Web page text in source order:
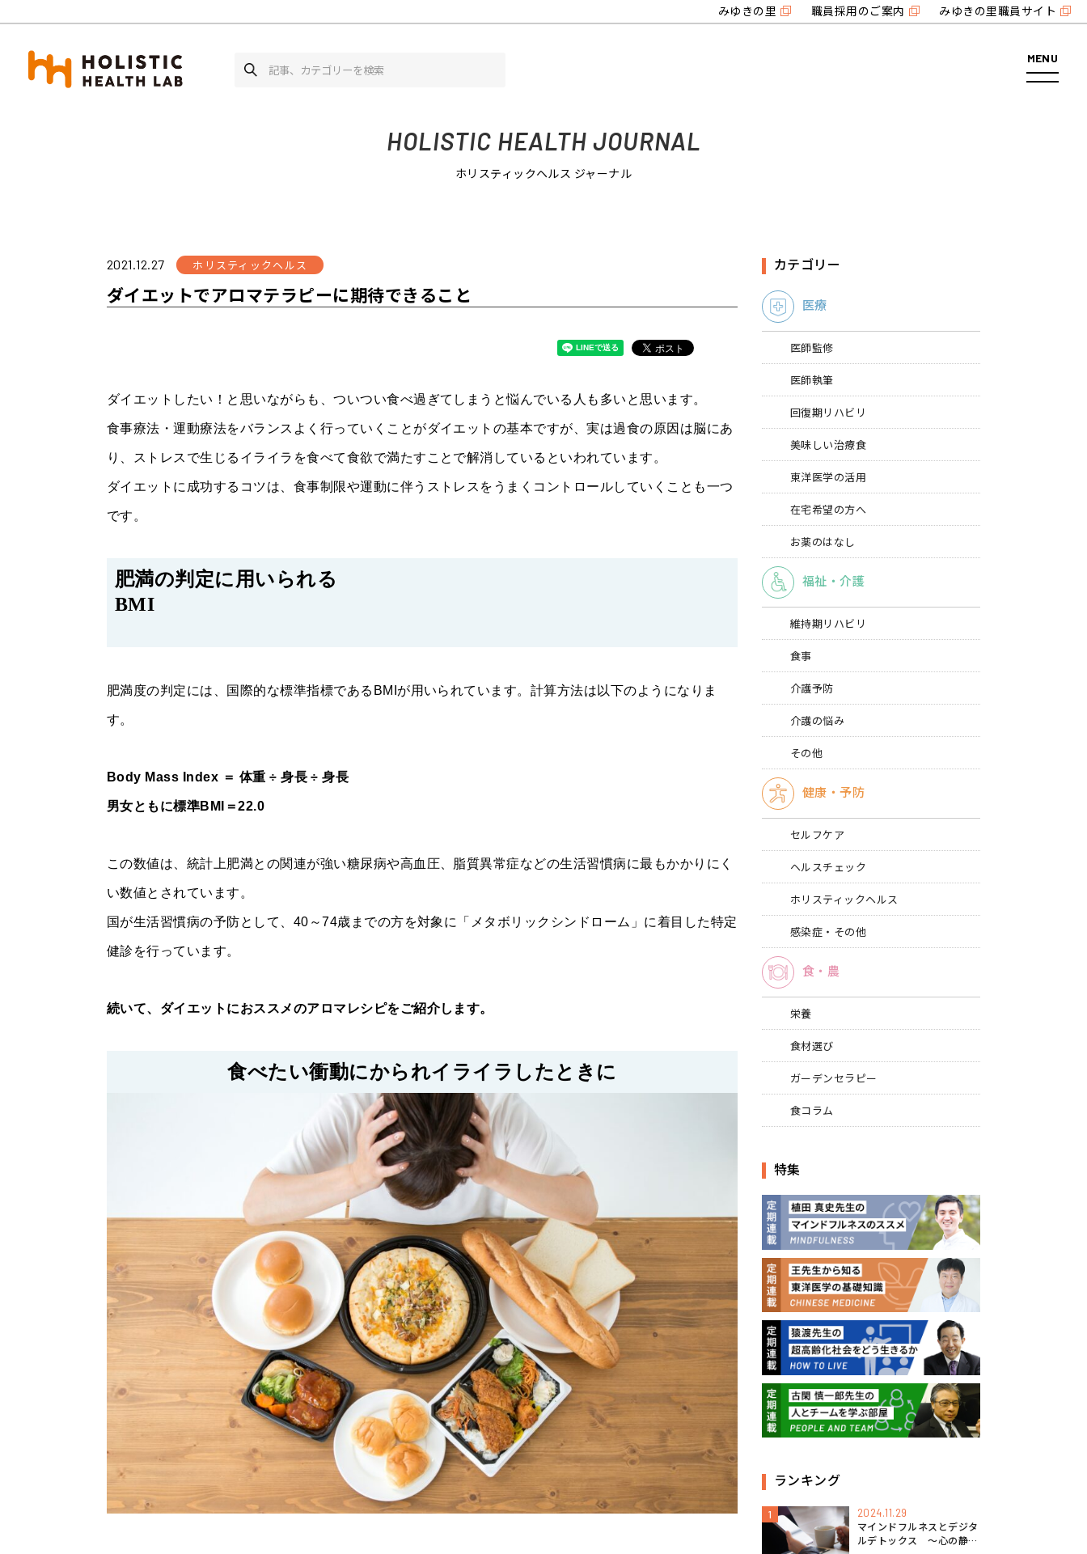
みゆきの里 職員採用のご案内 みゆきの里職員サイト
MENU
HOLISTIC HEALTH JOURNAL
ホリスティックヘルス ジャーナル
2021.12.27 ホリスティックヘルス
ダイエットでアロマテラピーに期待できること
ダイエットしたい！と思いながらも、ついつい食べ過ぎてしまうと悩んでいる人も多いと思います。
食事療法・運動療法をバランスよく行っていくことがダイエットの基本ですが、実は過食の原因は脳にあ
り、ストレスで生じるイライラを食べて食欲で満たすことで解消しているといわれています。
ダイエットに成功するコツは、食事制限や運動に伴うストレスをうまくコントロールしていくことも一つ
です。
肥満の判定に用いられる
BMI
肥満度の判定には、国際的な標準指標であるBMIが用いられています。計算方法は以下のようになりま
す。
Body Mass Index ＝ 体重 ÷ 身長 ÷ 身長
男女ともに標準BMI＝22.0
この数値は、統計上肥満との関連が強い糖尿病や高血圧、脂質異常症などの生活習慣病に最もかかりにく
い数値とされています。
国が生活習慣病の予防として、40～74歳までの方を対象に「メタボリックシンドローム」に着目した特定
健診を行っています。
続いて、ダイエットにおススメのアロマレシピをご紹介します。
食べたい衝動にかられイライラしたときに
カテゴリー
医療
医師監修
医師執筆
回復期リハビリ
美味しい治療食
東洋医学の活用
在宅希望の方へ
お薬のはなし
福祉・介護
維持期リハビリ
食事
介護予防
介護の悩み
その他
健康・予防
セルフケア
ヘルスチェック
ホリスティックヘルス
感染症・その他
食・農
栄養
食材選び
ガーデンセラピー
食コラム
特集
ランキング
1 2024.11.29
マインドフルネスとデジタ
ルデトックス 〜心の静け